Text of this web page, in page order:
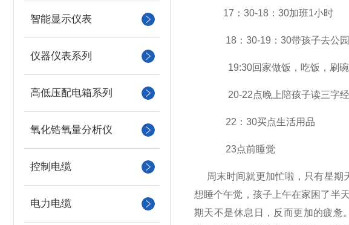
智能显示仪表
仪器仪表系列
高低压配电箱系列
氧化锆氧量分析仪
控制电缆
电力电缆
17：30-18：30加班1小时
18：30-19：30带孩子去公园
19:30回家做饭，吃饭，刷碗
20-22点晚上陪孩子读三字经
22：30买点生活用品
23点前睡觉
周末时间就更加忙啦，只有星期
想睡个午觉，孩子上午在家困了半
期天不是休息日，反而更加的疲惫